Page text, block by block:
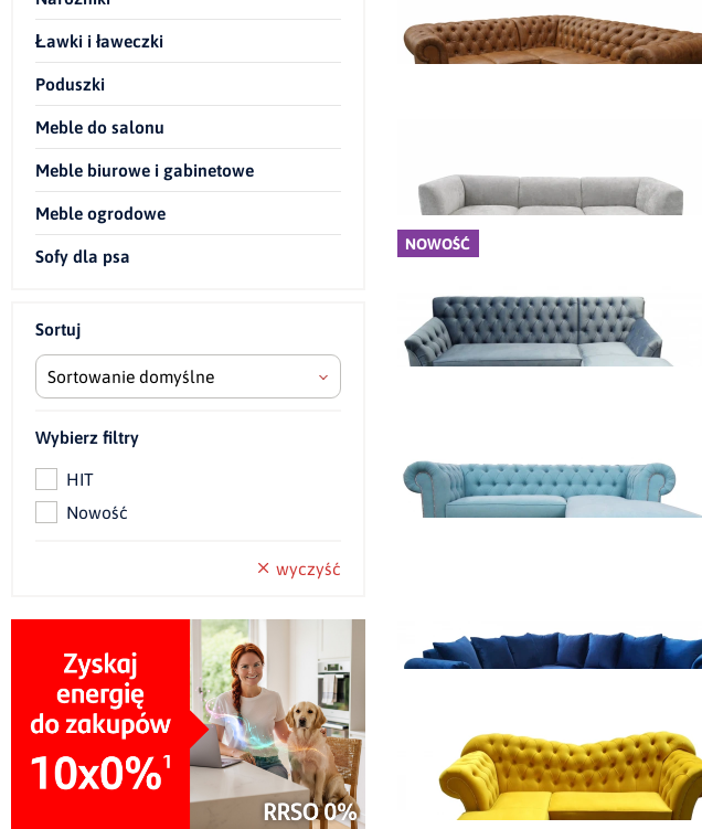
Ławki i ławeczki
Poduszki
Meble do salonu
Meble biurowe i gabinetowe
Meble ogrodowe
Sofy dla psa
Sortuj
Sortowanie domyślne
Wybierz filtry
HIT
Nowość
wyczyść
Dodaj do koszyka
Dodaj do koszyka
NOWOŚĆ
6 500,00 zł
Dodaj do koszyka
Dodaj do koszyka
Dodaj do koszyka
7 870,00 zł
Dodaj do koszyka